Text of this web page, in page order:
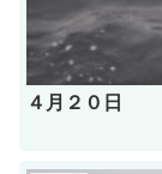
４月２０日